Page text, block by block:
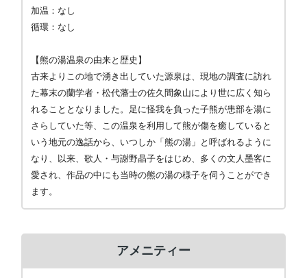
加温：なし
循環：なし
【熊の湯温泉の由来と歴史】
古来よりこの地で湧き出していた源泉は、現地の調査に訪れ
た幕末の蘭学者・松代藩士の佐久間象山により世に広く知ら
れることとなりました。足に怪我を負った子熊が患部を湯に
さらしていた等、この温泉を利用して熊が傷を癒していると
いう地元の逸話から、いつしか「熊の湯」と呼ばれるように
なり、以来、歌人・与謝野晶子をはじめ、多くの文人墨客に
愛され、作品の中にも当時の熊の湯の様子を伺うことができ
ます。
アメニティー